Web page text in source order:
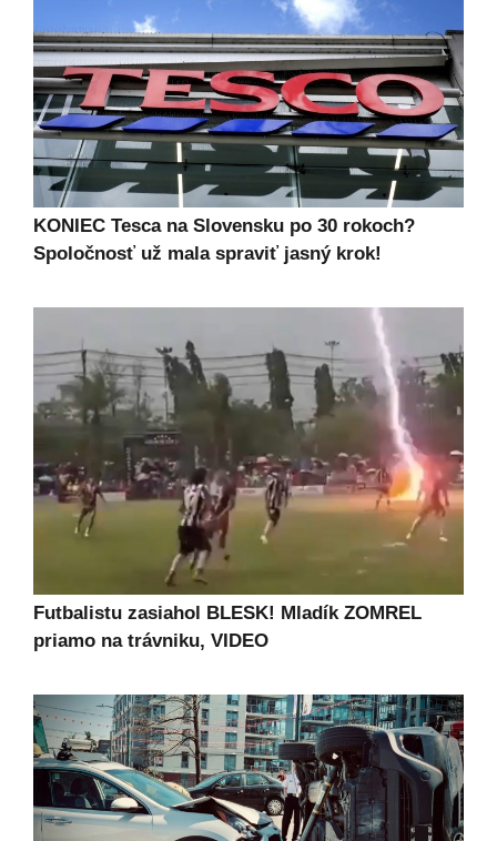
KONIEC Tesca na Slovensku po 30 rokoch?
Spoločnosť už mala spraviť jasný krok!
Futbalistu zasiahol BLESK! Mladík ZOMREL
priamo na trávniku, VIDEO